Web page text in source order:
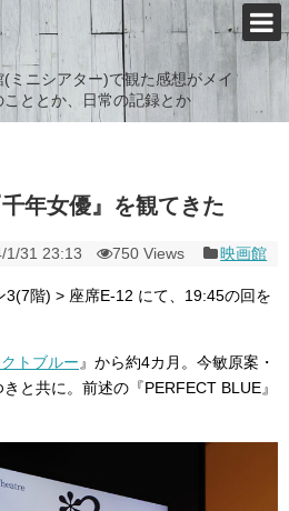
ミニシアター)で観た感想がメイ
ととか、日常の記録とか
年女優』を観てきた
1/31 23:13 750 Views 映画館
3(7階) > 座席E-12 にて、19:45の回を
トブルー 』から約4カ月。今敏原案・
と共に。前述の『PERFECT BLUE』